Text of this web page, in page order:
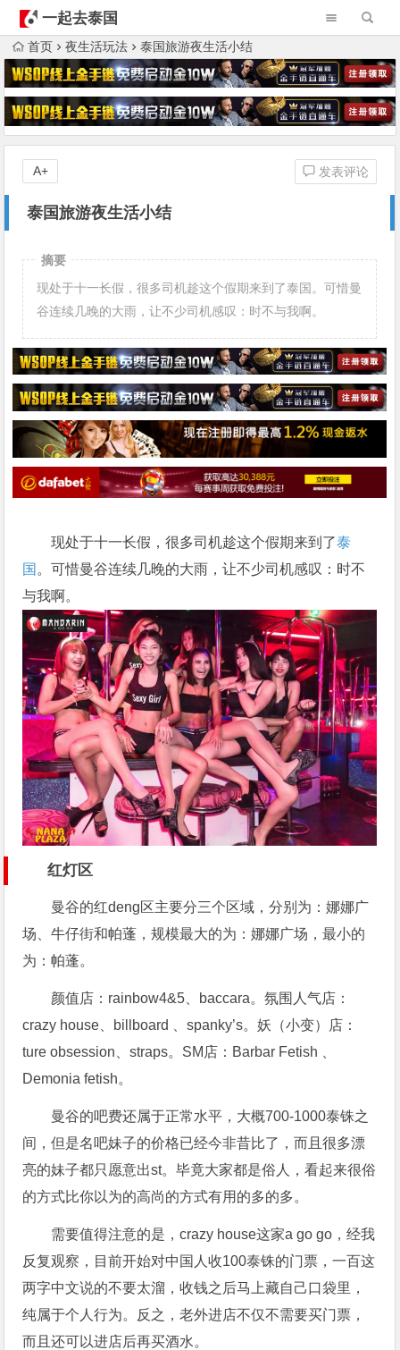
一起去泰国
首页 夜生活玩法 泰国旅游夜生活小结
泰国旅游夜生活小结
发表评论
A+
摘要
现处于十一长假，很多司机趁这个假期来到了泰国。可惜曼
谷连续几晚的大雨，让不少司机感叹：时不与我啊。
现处于十一长假，很多司机趁这个假期来到了泰
国 。可惜曼谷连续几晚的大雨，让不少司机感叹：时不
与我啊。
红灯区
曼谷的红deng区主要分三个区域，分别为：娜娜广
场、牛仔街和帕蓬，规模最大的为：娜娜广场，最小的
为：帕蓬。
颜值店：rainbow4&5、baccara。氛围人气店：
crazy house、billboard 、spanky’s。妖（小变）店：
ture obsession、straps。SM店：Barbar Fetish 、
Demonia fetish。
曼谷的吧费还属于正常水平，大概700-1000泰铢之
间，但是名吧妹子的价格已经今非昔比了，而且很多漂
亮的妹子都只愿意出st。毕竟大家都是俗人，看起来很俗
的方式比你以为的高尚的方式有用的多的多。
需要值得注意的是，crazy house这家a go go，经我
反复观察，目前开始对中国人收100泰铢的门票，一百这
两字中文说的不要太溜，收钱之后马上藏自己口袋里，
纯属于个人行为。反之，老外进店不仅不需要买门票，
而且还可以进店后再买酒水。